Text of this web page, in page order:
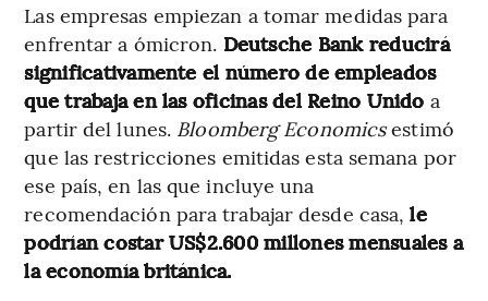
Las empresas empiezan a tomar medidas para
enfrentar a ómicron. Deutsche Bank reducirá
significativamente el número de empleados
que trabaja en las oficinas del Reino Unido a
partir del lunes. Bloomberg Economicsestimó
que las restricciones emitidas esta semana por
ese país, en las que incluye una
recomendación para trabajar desde casa,le
podrían costar US$2.600 millones mensuales a
la economía británica.